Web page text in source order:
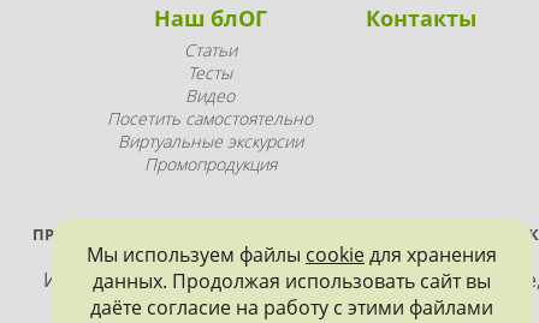
Наш блОГ
Статьи
Тесты
Видео
Посетить самостоятельно
Виртуальные экскурсии
Промопродукция
Контакты
ПРОЕКТ РЕАЛИЗУЕТСЯ ПРИ ПОДДЕРЖКЕ ПРАВИТЕЛЬСТВА
ПЕТЕРБУРГА
Использование материалов, размещенных на
допускается только с согласия правообладателя и
Мы используем файлы cookieдля хранения
данных. Продолжая использовать сайт вы
даёте согласие на работу с этими файлами